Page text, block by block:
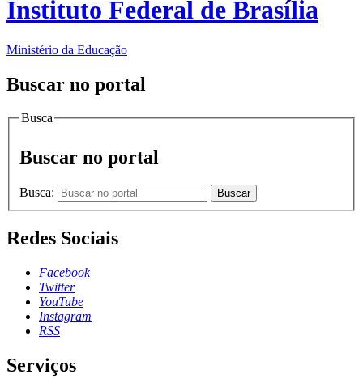
Instituto Federal de Brasília
Ministério da Educação
Buscar no portal
Busca
Buscar no portal
Busca: Buscar
Redes Sociais
Facebook
Twitter
YouTube
Instagram
RSS
Serviços